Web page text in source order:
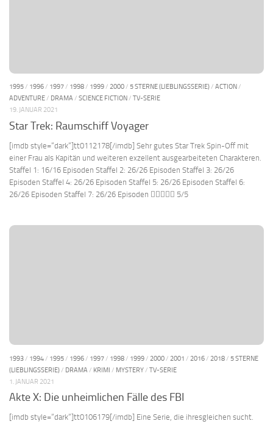
1995/ 1996/ 1997/ 1998/ 1999/ 2000/ 5 STERNE (LIEBLINGSSERIE)/ ACTION/
ADVENTURE/ DRAMA / SCIENCE FICTION/ TV-SERIE
19. JANUAR 2021
Star Trek: Raumschiff Voyager
[imdb style=“dark“]tt0112178[/imdb] Sehr gutes Star Trek Spin-Off mit
einer Frau als Kapitän und weiteren exzellent ausgearbeiteten Charakteren.
Staffel 1: 16/16 Episoden Staffel 2: 26/26 Episoden Staffel 3: 26/26
Episoden Staffel 4: 26/26 Episoden Staffel 5: 26/26 Episoden Staffel 6:
26/26 Episoden Staffel 7: 26/26 Episoden  5/5
1993 / 1994 / 1995 / 1996 / 1997 / 1998 / 1999 / 2000 / 2001 / 2016 / 2018 / 5 STERNE
(LIEBLINGSSERIE) / DRAMA / KRIMI / MYSTERY / TV-SERIE
1. JANUAR 2021
Akte X: Die unheimlichen Fälle des FBI
[imdb style=“dark“]tt0106179[/imdb] Eine Serie, die ihresgleichen sucht.